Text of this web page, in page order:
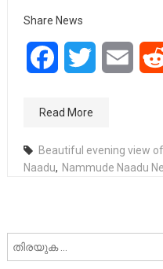
Share News
FacebookTwitter Email
Read More
Beautiful evening view
Naadu, Nammude Naadu